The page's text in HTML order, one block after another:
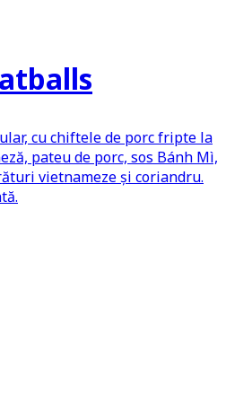
cu chiftele de porc fripte la
pateu de porc, sos Bánh Mì,
vietnameze și coriandru.